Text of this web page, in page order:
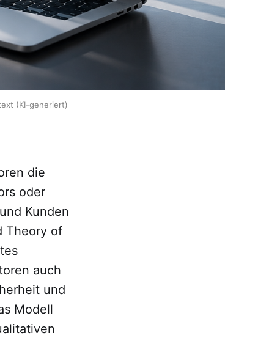
(KI-generiert)
die
oder
Kunden
Theory of
auch
und
Modell